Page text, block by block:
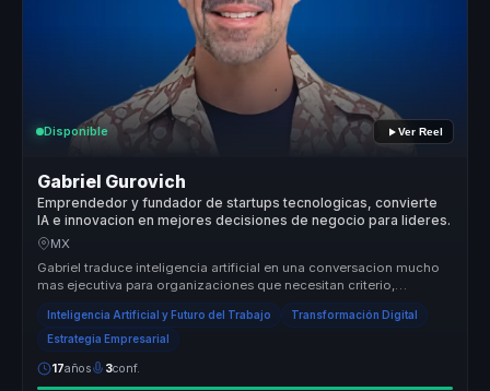
Disponible Ver Reel
Gabriel Gurovich
Emprendedor y fundador de startups tecnologicas, convierte
IA e innovacion en mejores decisiones de negocio para lideres.
MX
Gabriel traduce inteligencia artificial en una conversacion mucho
mas ejecutiva para organizaciones que necesitan criterio,
adopcion real...
Inteligencia Artificial y Futuro del Trabajo Transformación Digital
Estrategia Empresarial
17años 3conf.